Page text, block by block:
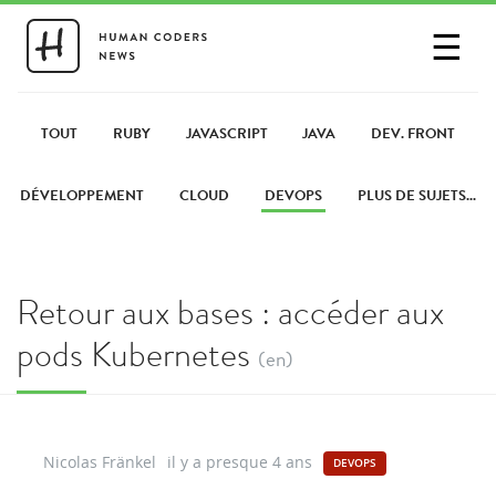
☰
PARTAGER UN LIEN
TOUT RUBY JAVASCRIPT JAVA DEV. FRONT
DÉVELOPPEMENT CLOUD DEVOPS PLUS DE SUJETS...
Retour aux bases : accéder aux
pods Kubernetes (en)
Nicolas Fränkel il y a presque 4 ans DEVOPS